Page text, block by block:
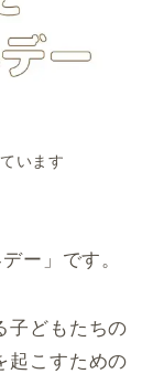
います
ー」です。
子どもたちの
起こすための